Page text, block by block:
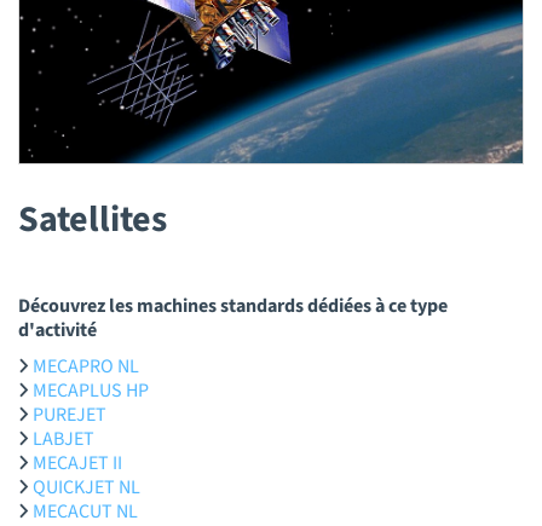
Satellites
Découvrez les machines standards dédiées à ce type
d'activité
MECAPRO NL
MECAPLUS HP
PUREJET
LABJET
MECAJET II
QUICKJET NL
MECACUT NL